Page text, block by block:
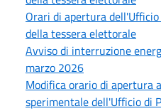
Orari di apertura
della tessera elettorale
Avviso di interruzione
marzo 2026
Modifica orario di apertura
sperimentale dell'Ufficio di